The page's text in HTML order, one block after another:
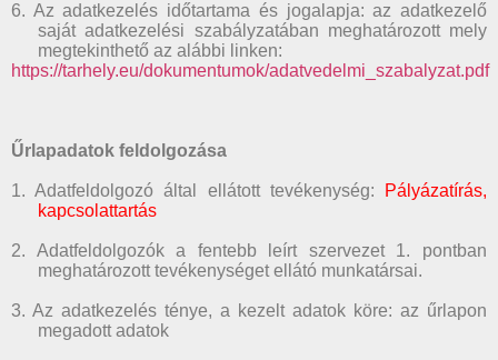
6. Az adatkezelés időtartama és jogalapja: az adatkezelő
saját adatkezelési szabályzatában meghatározott mely
megtekinthető az alábbi linken:
https://tarhely.eu/dokumentumok/adatvedelmi_szabalyzat.pdf
Űrlapadatok feldolgozása
1. Adatfeldolgozó által ellátott tevékenység:
Pályázatírás,
kapcsolattartás
2. Adatfeldolgozók a fentebb leírt szervezet 1. pontban
meghatározott tevékenységet ellátó munkatársai.
3. Az adatkezelés ténye, a kezelt adatok köre: az űrlapon
megadott adatok